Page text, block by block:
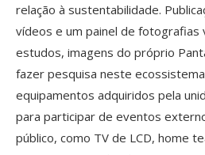
relação à sustentabilidade.
vídeos e um painel de fotografias
estudos, imagens do próprio
fazer pesquisa neste
equipamentos adquiridos pela
para participar de eventos
público, como TV de LCD, home